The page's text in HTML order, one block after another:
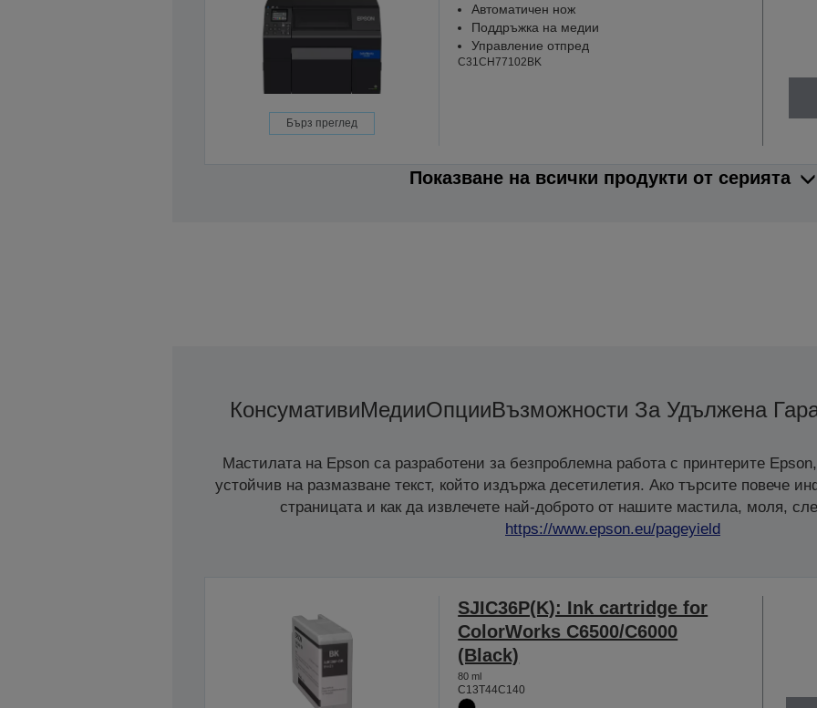
Бърз преглед
Автоматичен нож
Поддръжка на медии
Управление отпред
C31CH77102BK
Показване на всички продукти от серията
КонсумативиМедииОпцииВъзможности За Удължена
Мастилата на Epson са разработени за безпроблемна работа с принтерите
устойчив на размазване текст, който издържа десетилетия. Ако търсите повече
страницата и как да извлечете най-доброто от нашите мастила, моля,
https://www.epson.eu/pageyield
SJIC36P(K): Ink cartridge for
ColorWorks C6500/C6000
(Black)
80 ml
C13T44C140